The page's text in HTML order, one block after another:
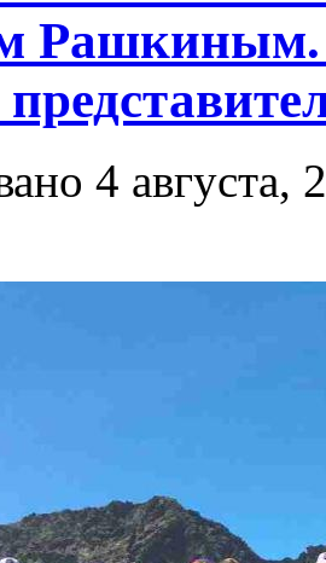
Рашкиным.
4 августа,